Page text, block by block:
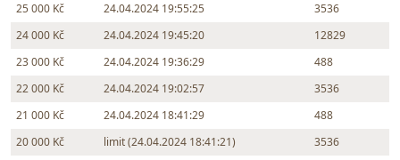
25 000 Kč
24.04.2024 19:55:25
3536
24 000 Kč
24.04.2024 19:45:20
12829
23 000 Kč
24.04.2024 19:36:29
488
22 000 Kč
24.04.2024 19:02:57
3536
21 000 Kč
24.04.2024 18:41:29
488
20 000 Kč
limit (24.04.2024 18:41:21)
3536